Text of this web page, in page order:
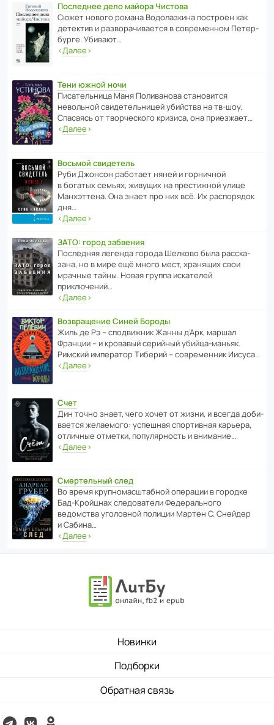
Последнее дело майора Чистова
Сюжет нового романа Водо­ла­з­кина пост­роен как
дете­ктив и разво­ра­чи­ва­ется в совре­менном Пете­р­
бурге. Убивают…
‹Далее›
Тени южной ночи
Писа­тель­ница Маня Поли­ва­нова стано­вится
невольной свиде­тель­ницей убийства на тв-шоу.
Спасаясь от твор­че­с­кого кризиса, она приезжает…
‹Далее›
Восьмой свидетель
Руби Джонсон рабо­тает няней и горни­чной
в богатых семьях, живущих на прес­ти­жной улице
Манх­эт­тена. Она знает про них всё. Их распо­рядок
дня…
‹Далее›
ЗАТО: город забвения
После­дняя легенда города Шелково была расска­
зана, но в мире ещё много мест, хранящих свои
мрачные тайны. Новая группа иска­телей
приключений…
‹Далее›
Возвращение Синей Бороды
Жиль де Рэ – спод­ви­жник Жанны д’Арк, маршал
Франции – и кровавый серийный убийца-маньяк.
Римский импе­ратор Тиберий – совре­менник Иисуса…
‹Далее›
Счет
Дин точно знает, чего хочет от жизни, и всегда доби­
ва­ется жела­е­мого: успе­шная спор­ти­вная карьера,
отли­чные отметки, попу­ля­р­ность и внимание…
‹Далее›
Смертельный след
Во время круп­но­мас­ш­та­бной операции в городке
Бад‑Крой­цнах следо­ва­тели Феде­раль­ного
ведомства уголо­вной полиции Мартен С. Снейдер
и Сабина…
‹Далее›
Новинки
Подборки
Обратная связь